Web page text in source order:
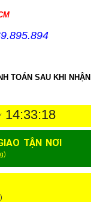
TOÁN SAU KHI NHẬN
14:33:17
TẬN NƠI